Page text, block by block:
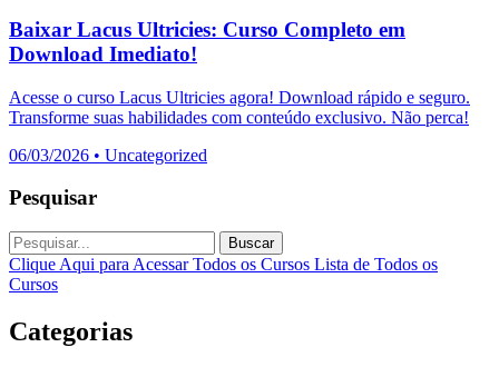
Baixar Lacus Ultricies: Curso Completo em
Download Imediato!
Acesse o curso Lacus Ultricies agora! Download rápido e seguro.
Transforme suas habilidades com conteúdo exclusivo. Não perca!
06/03/2026 • Uncategorized
Pesquisar
Buscar
Clique Aqui para Acessar Todos os Cursos Lista de Todos os
Cursos
Categorias